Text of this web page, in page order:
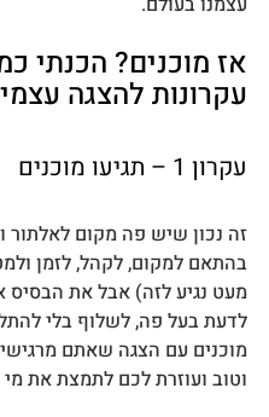
אז מוכנים? הכנתי
עקרונות להצגה
עקרון 1 – תגיעו מוכנים
זה נכון שיש פה מקום לאלתור
בהתאם למקום, לקהל, לזמן
מעט נגיע לזה) אבל את הבסיס
לדעת בעל פה, לשלוף בלי
מוכנים עם הצגה שאתם
וטוב ועוזרת לכם לתמצת את